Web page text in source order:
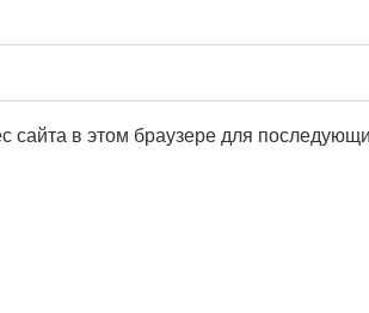
сайта в этом браузере для